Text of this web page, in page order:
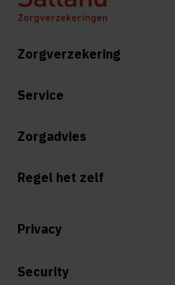
Zorgverzekering
Service
Zorgadvies
Regel het zelf
Privacy
Security